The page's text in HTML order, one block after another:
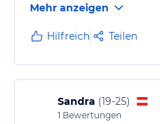
Preis/Leistungsverhältnis.
Im April 2014 werden wir
Peter und Jutta Steffens
Handyempfang gut, ohne
Leistungsverhältnis
Mehr anzeigen
Hilfreich Teilen
Sandra (19-25)
1 Bewertungen